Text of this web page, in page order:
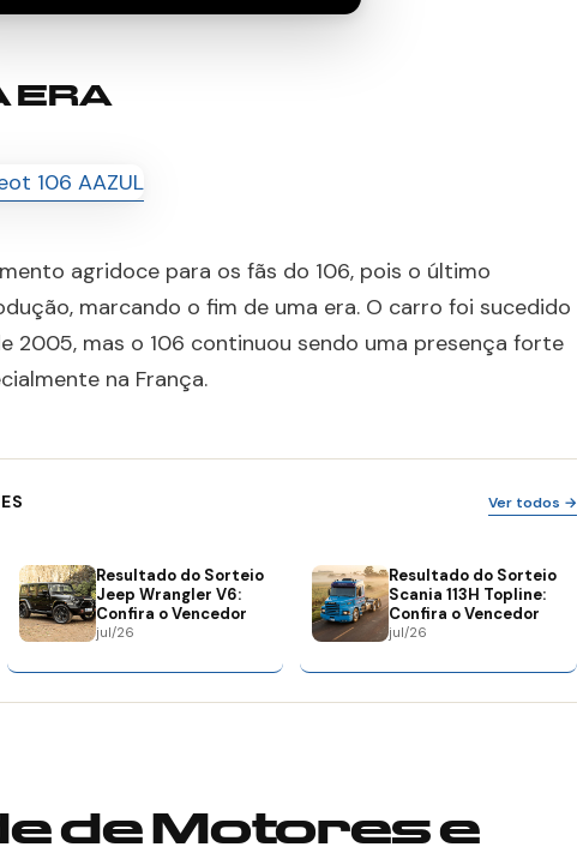
ERA
agridoce para os fãs do 106, pois o último
marcando o fim de uma era. O carro foi sucedido
2005, mas o 106 continuou sendo uma presença forte
na França.
Ver todos →
Resultado do Sorteio
Jeep Wrangler V6:
Confira o Vencedor
jul/26
Resultado do Sorteio
Scania 113H Topline:
Confira o Vencedor
jul/26
de Motores e